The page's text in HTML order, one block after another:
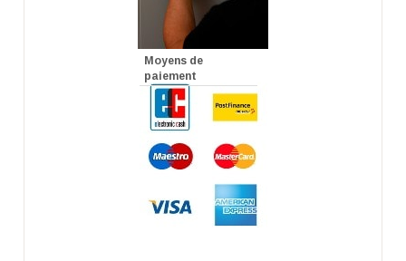
Moyens de
paiement